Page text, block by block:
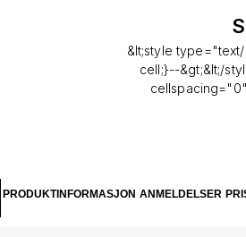
&lt;style
cell;}--&gt;&lt;/
PRODUKTINFORMASJON ANMELDELSER